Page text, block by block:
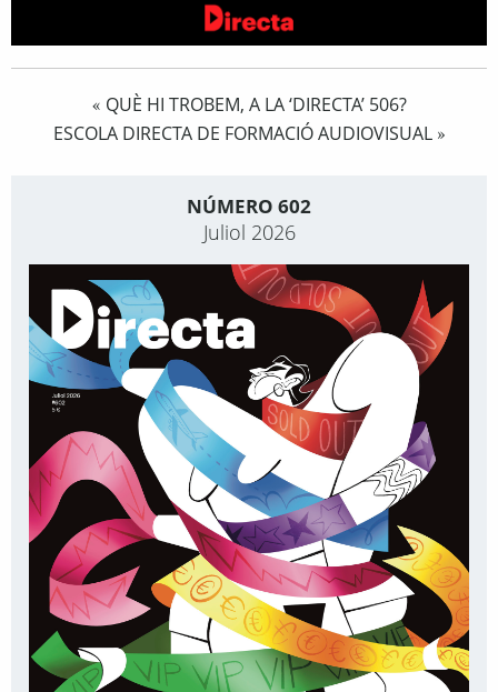
« QUÈ HI TROBEM, A LA ‘DIRECTA’ 506?
ESCOLA DIRECTA DE FORMACIÓ AUDIOVISUAL»
NÚMERO 602
Juliol 2026